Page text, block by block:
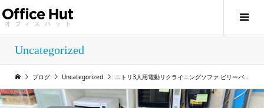
Uncategorized
ブログ Uncategorized ニトリ3人用電動リクライニングソファ ビリーバー買い取りました